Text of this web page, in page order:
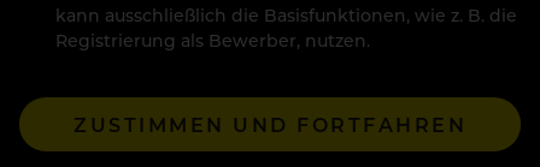
kann ausschließlich die Basisfunktionen, wie z. B. die
Registrierung als Bewerber, nutzen.
ZUSTIMMEN UND FORTFAHREN